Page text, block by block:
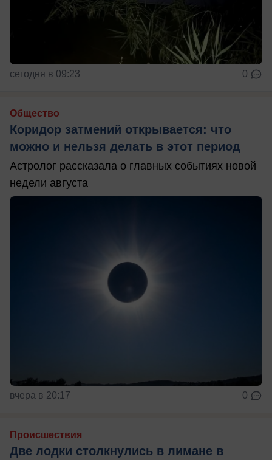
сегодня в 09:23 0
Общество
Коридор затмений открывается: что
можно и нельзя делать в этот период
Астролог рассказала о главных событиях новой
недели августа
вчера в 20:17 0
Происшествия
Две лодки столкнулись в лимане в